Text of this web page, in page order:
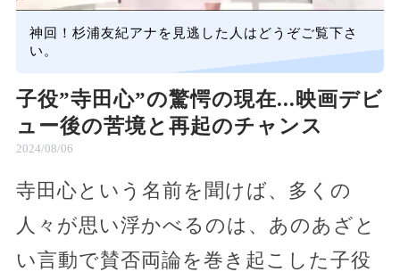
神回！杉浦友紀アナを見逃した人はどうぞご覧下さ
い。
子役”寺田心”の驚愕の現在...映画デビ
ュー後の苦境と再起のチャンス
2024/08/06
寺田心という名前を聞けば、多くの
人々が思い浮かべるのは、あのあざと
い言動で賛否両論を巻き起こした子役